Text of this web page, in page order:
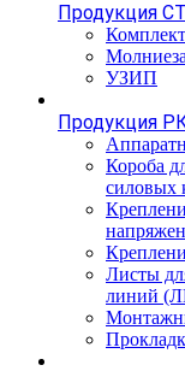
Продукция
УЗИП
Продукция
Короба
силовых
Листы
линий